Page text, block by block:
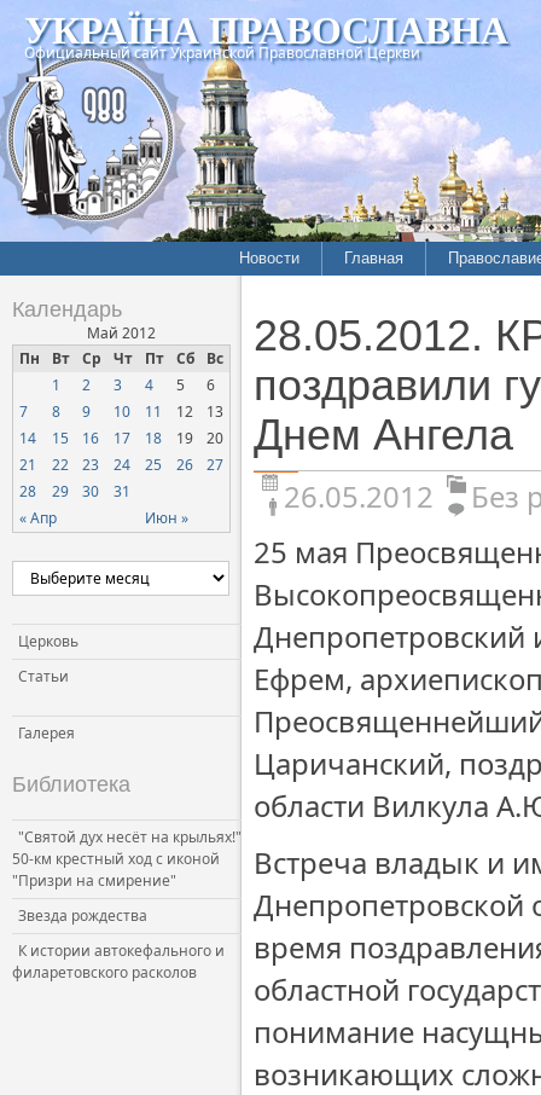
УКРАЇНА ПРАВОСЛАВНА
Официальный сайт Украинской Православной Церкви
Новости Главная
Календарь
Май 2012
Пн
Вт Ср Чт Пт Сб Вс
« Апр Июн »
1 2 3 4 5
6
7
8 9 10 11 12
13
14
15 16 17 18 19
20
21
22 23 24 25 26
27
28
29 30 31
Церковь
Статьи
Галерея
Библиотека
"Святой дух несёт на крыльях!"
50-км крестный ход с иконой
"Призри на смирение"
Звезда рождества
К истории автокефального и
филаретовского расколов
28.05.2012.
поздравили
Днем Ангела
26.05.2012
Без
25 мая
Ефрем,
Царичанский,
области Вилкула
Встреча владык и
Днепропетровской
время
областной
понимание
возникающих